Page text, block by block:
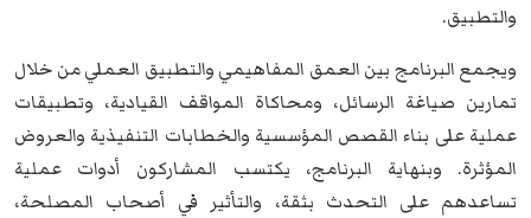
والتطبيق.
ويجمع البرنامج بين العمق المفاهيمي والتطبيق العملي من خلال
تمارين صياغة الرسائل، ومحاكاة المواقف القيادية، وتطبيقات
عملية على بناء القصص المؤسسية والخطابات التنفيذية والعروض
المؤثرة. وبنهاية البرنامج، يكتسب المشاركون أدوات عملية
تساعدهم على التحدث بثقة، والتأثير في أصحاب المصلحة،